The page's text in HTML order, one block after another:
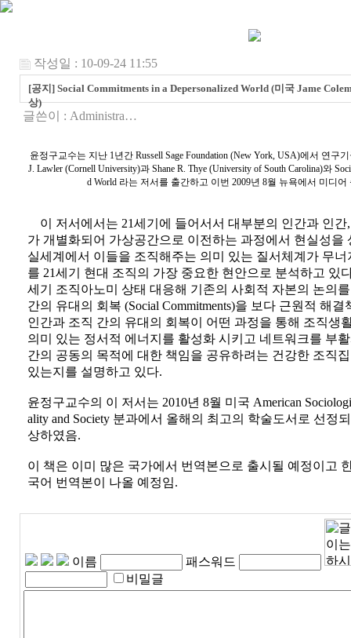
작성일 : 10-09-24 11:55
[공지] Social Commitments in a Depersonalized World (미국 Jame
상)
글쓴이 : Administra…
윤정구교수는 지난 1년간 Russell Sage Foundation (New York, USA)에서 연구
J. Lawler (Cornell University)과 Shane R. Thye (University of South Carolina)와
d World 라는 저서를 출간하고 이번 2009년 8월 뉴욕에서 미디
이 저서에서는 21세기에 들어서서 대부분의 인간과 인간
가 개별화되어 가상공간으로 이전하는 과정에서 현실성을
실세계에서 이들을 조직해주는 의미 있는 질서체계가 무
를 21세기 현대 조직의 가장 중요한 현안으로 분석하고 있
세기 조직아노미 상태 대응해 기존의 사회적 자본의 논의
간의 유대의 회복 (Social Commitments)을 보다 근원적 해
인간과 조직 간의 유대의 회복이 어떤 과정을 통해 조직생
의미 있는 정서적 에너지를 활성화 시키고 네트워크를 부
간의 공동의 목적에 대한 책임을 공유하려는 건강한 조직
있는지를 설명하고 있다.
윤정구교수의 이 저서는 2010년 8월 미국 American
ality and Society 분과에서 올해의 최고의 학술도서로 선정되
상하였음.
이 책은 이미 많은 국가에서 번역본으로 출시될 예정이고
국어 번역본이 나올 예정임.
이름
패스워드
비밀글